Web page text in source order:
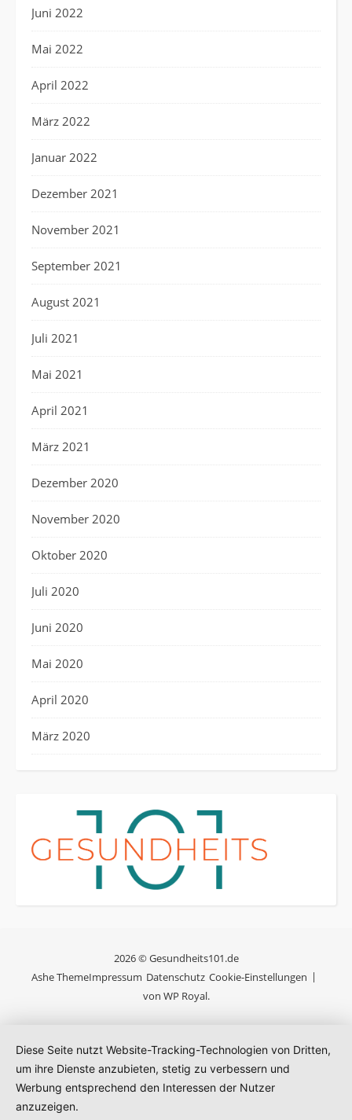
Juni 2022
Mai 2022
April 2022
März 2022
Januar 2022
Dezember 2021
November 2021
September 2021
August 2021
Juli 2021
Mai 2021
April 2021
März 2021
Dezember 2020
November 2020
Oktober 2020
Juli 2020
Juni 2020
Mai 2020
April 2020
März 2020
2026 © Gesundheits101.de
Impressum Datenschutz Cookie-Einstellungen
Ashe Theme
von WP Royal.
Diese Seite nutzt Website-Tracking-Technologien von Dritten,
um ihre Dienste anzubieten, stetig zu verbessern und
Werbung entsprechend den Interessen der Nutzer
anzuzeigen.